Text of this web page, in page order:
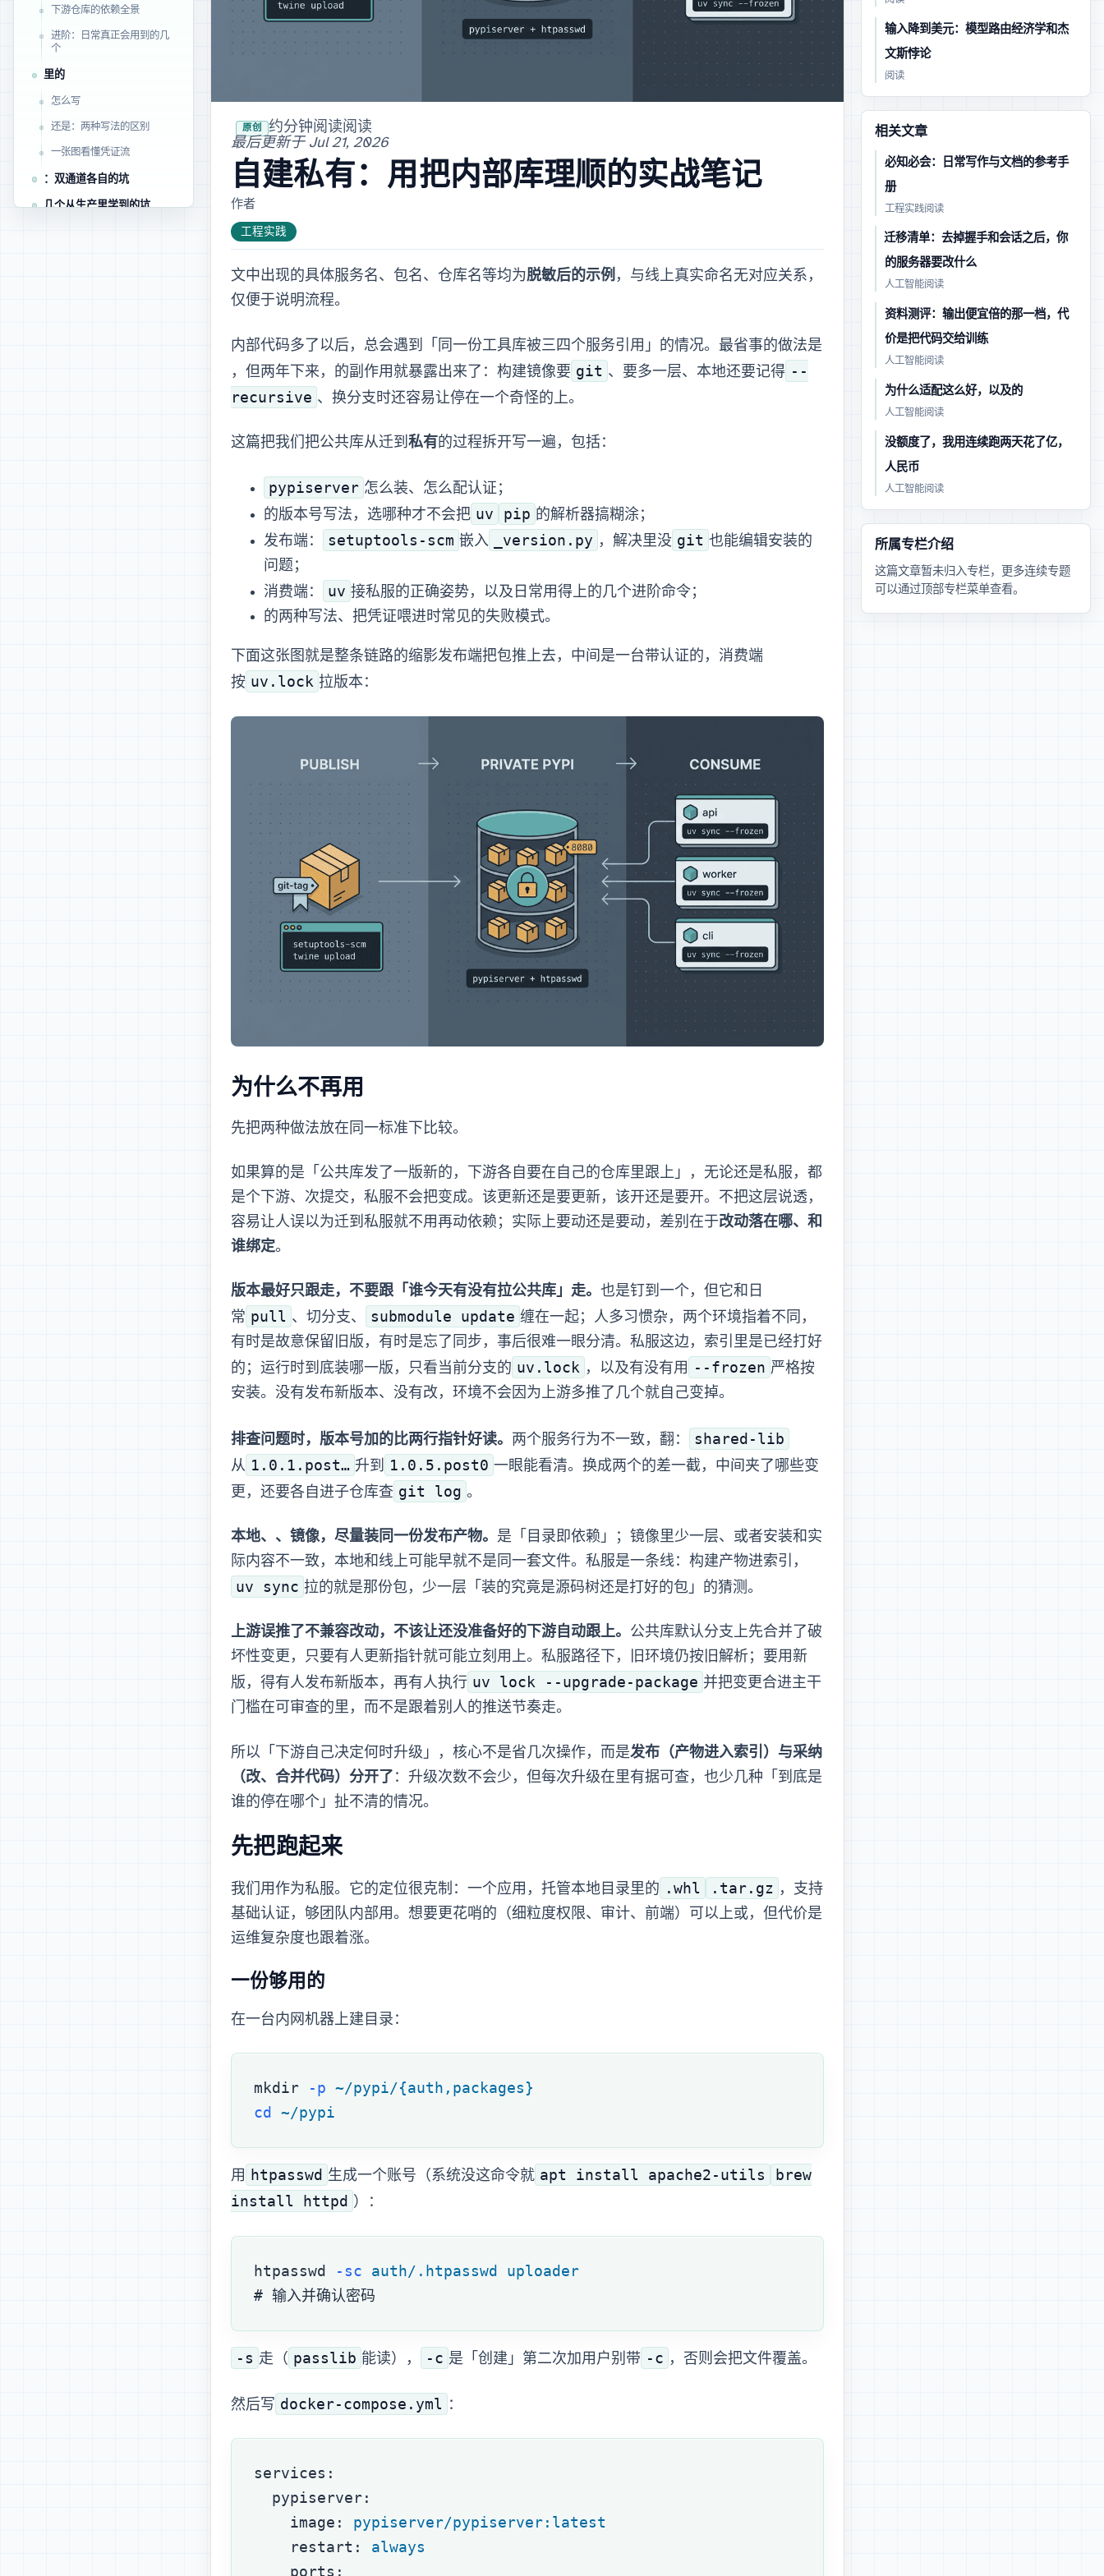
下游仓库的依赖全景
uv 进阶：日常真正会用到的几
个
Docker 里的 BuildKit secret
Dockerfile 怎么写
src= 还是 env=：两种写法的区别
一张图看懂凭证流
CI：双通道各自的坑
几个从生产里学到的坑
原创 · 约 38 分钟阅读· 阅读
最后更新于 Jul 21, 2026
自建私有 PyPI：用 pypiserver + uv 把内部库理顺的实战笔记
作者: Alex Xiang
工程实践
文中出现的具体服务名、包名、仓库名等均为脱敏后的示例，与线上真实命名无对应关系，
仅便于说明流程。
内部代码多了以后，总会遇到「同一份工具库被三四个服务引用」的情况。最省事的做法是 git
submodule，但两年下来，submodule 的副作用就暴露出来了：构建镜像要 git 、CI 要多 checkout 一层、本地 clone 还要记得 --
recursive 、换分支时还容易让 submodule 停在一个奇怪的 SHA 上。
这篇把我们把公共库从 submodule 迁到私有 PyPI 的过程拆开写一遍，包括：
pypiserver 怎么装、怎么配认证；
PEP 440 的版本号写法，选哪种才不会把 uv pip 的解析器搞糊涂；
发布端：
setuptools-scm + 嵌入 _version.py ，解决 Docker 里没 git 也能编辑安装的
问题；
消费端：
uv 接私服的正确姿势，以及日常用得上的几个进阶命令；
Docker BuildKit secret 的两种写法、CI 把凭证喂进 build 时常见的失败模式。
下面这张图就是整条链路的缩影——发布端把包推上去，中间是一台带认证的 pypiserver，消费端
按 uv.lock 拉版本：
为什么不再用 submodule
先把两种做法放在同一标准下比较。
如果算的是「公共库发了一版新的，下游各自要在自己的仓库里跟上」，无论 submodule 还是私服，都
是 N 个下游、N 次提交，私服不会把 N 变成 1。lock 该更新还是要更新，PR 该开还是要开。不把这层说透，
容易让人误以为迁到私服就不用再动依赖；实际上要动还是要动，差别在于改动落在哪、和
谁绑定。
版本最好只跟 lock 走，不要跟「谁今天有没有拉公共库」走。 Submodule 也是钉到一个 SHA，但它和日
常 pull 、切分支、 submodule update 缠在一起；人多习惯杂，两个环境指着不同 SHA，
有时是故意保留旧版，有时是忘了同步，事后很难一眼分清。私服这边，索引里是已经打好
的 wheel/sdist；运行时到底装哪一版，只看当前分支的 uv.lock ，以及 CI 有没有用 --frozen 严格按 lock
安装。没有发布新版本、没有改 lock，环境不会因为上游多推了几个 commit 就自己变掉。
排查问题时，版本号加 lock 的 diff 比两行 submodule 指针好读。 两个服务行为不一致，翻 PR： shared-lib
从 1.0.1.post… 升到 1.0.5.post0 一眼能看清。换成两个 submodule 的 hash 差一截，中间夹了哪些变
更，还要各自进子仓库查 git log 。
本地、CI、镜像，尽量装同一份发布产物。 Submodule 是「目录即依赖」；镜像里少 copy 一层、或者 editable 安装和实
际 wheel 内容不一致，本地和线上可能早就不是同一套文件。私服是一条线：构建产物进索引，
uv sync 拉的就是那份包，少一层「装的究竟是源码树还是打好的包」的猜测。
上游误推了不兼容改动，不该让还没准备好的下游自动跟上。 公共库默认分支上先合并了破
坏性变更，submodule 只要有人更新指针就可能立刻用上。私服路径下，旧环境仍按旧 lock 解析；要用新
版，得有人发布新版本，再有人执行 uv lock --upgrade-package 并把变更合进主干——
门槛在可审查的 PR 里，而不是跟着别人的推送节奏走。
所以「下游自己决定何时升级」，核心不是省几次操作，而是发布（产物进入索引）与采纳
（改 lock、合并代码）分开了 ：升级次数不会少，但每次升级在 diff 里有据可查，也少几种「到底是
谁的 submodule 停在哪个 SHA」扯不清的情况。
先把 pypiserver 跑起来
我们用作为私服。它的定位很克制：一个 WSGI 应用，托管本地目录里的 .whl .tar.gz ，支持 htpasswd
基础认证，够团队内部用。想要更花哨的（细粒度权限、审计、前端 UI）可以上 devpi 或 Nexus，但代价是
运维复杂度也跟着涨。
一份够用的 docker-compose
在一台内网机器上建目录：
mkdir -p ~/pypi/{auth,packages}
cd
~/pypi
用 htpasswd 生成一个账号（系统没这命令就 apt install apache2-utils
brew
install httpd ）：
htpasswd -sc auth/.htpasswd uploader
# 输入并确认密码
-s 走 SHA1（ passlib 能读）， -c 是「创建」——第二次加用户别带 -c ，否则会把文件覆盖。
然后写 docker-compose.yml ：
services :
  pypiserver
:
    image
: pypiserver/pypiserver:latest
    restart
: always
    ports
:
Luna 输入降到 0.2 美元：模型路由经济学和杰
文斯悖论
· 阅读
相关文章
Markdown 必知必会：日常写作与文档的参考手
册
工程实践 · 阅读
MCP 2026-07-28 迁移清单：去掉握手和会话之后，你
的服务器要改什么
人工智能 · 阅读
Muse Code 资料测评：输出便宜 21 倍的那一档，代
价是把代码交给 Meta 训练
人工智能 · 阅读
deepseek-v4-flash 为什么适配 Codex 这么好，以及deepseek的Harness
人工智能 · 阅读
gpt-5.6没额度了，我用deepseek-v4-flash 连续跑两天花了 14 亿 token，40
人民币
人工智能 · 阅读
所属专栏介绍
这篇文章暂未归入专栏，更多连续专题
可以通过顶部专栏菜单查看。